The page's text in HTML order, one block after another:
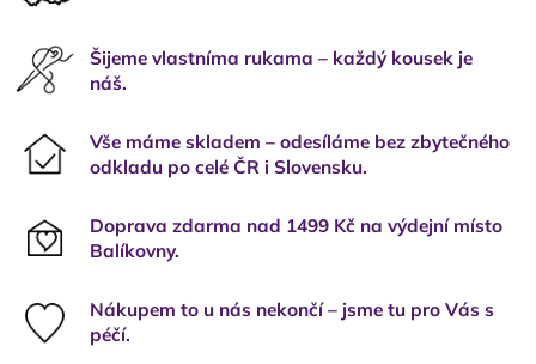
Šijeme vlastníma rukama – každý kousek je
náš.
Vše máme skladem – odesíláme bez zbytečného
odkladu po celé ČR i Slovensku.
Doprava zdarma nad 1499 Kč na výdejní místo
Balíkovny.
Nákupem to u nás nekončí – jsme tu pro Vás s
péčí.